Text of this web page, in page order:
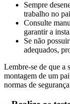
Sempre
trabalho no
Consulte
garantir a
Se não
adequados,
Lembre-se de que a
montagem de um
normas de